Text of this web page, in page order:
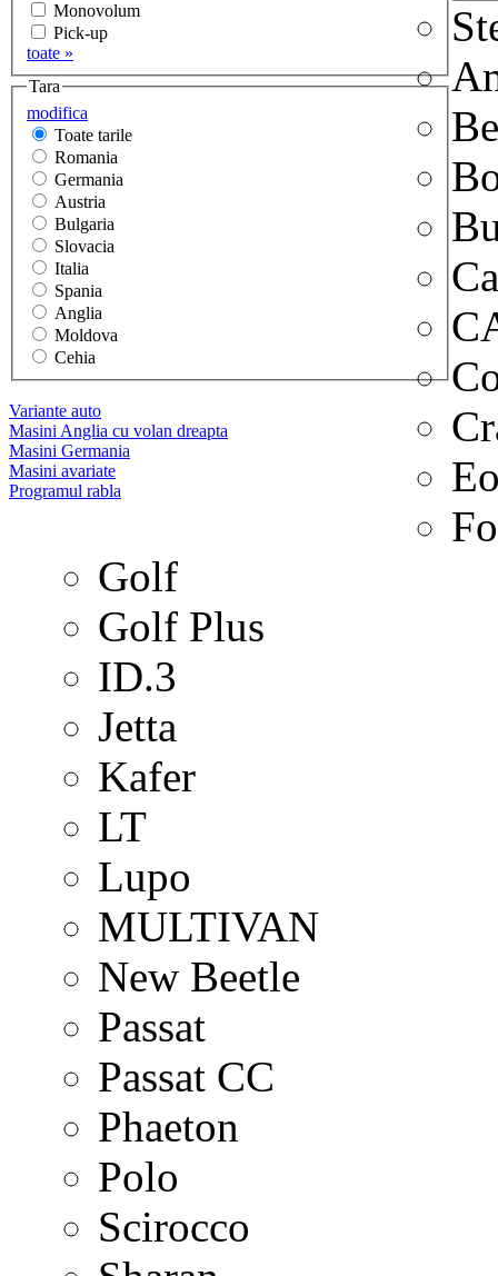
Monovolum
Pick-up
toate »
modifica
Tara
Toate tarile
Romania
Germania
Austria
Bulgaria
Slovacia
Italia
Spania
Anglia
Moldova
Cehia
Variante auto
Masini Anglia cu volan dreapta
Masini Germania
Masini avariate
Programul rabla
Golf
Golf Plus
ID.3
Jetta
Kafer
LT
Lupo
MULTIVAN
New Beetle
Passat
Passat CC
Phaeton
Polo
Scirocco